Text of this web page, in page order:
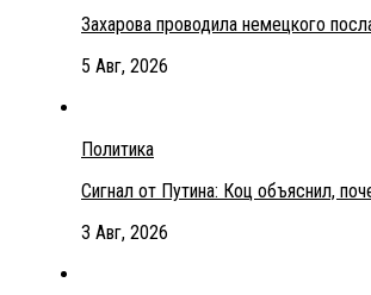
Захарова проводила немецкого
5 Авг, 2026
Политика
Сигнал от Путина: Коц объяснил,
3 Авг, 2026